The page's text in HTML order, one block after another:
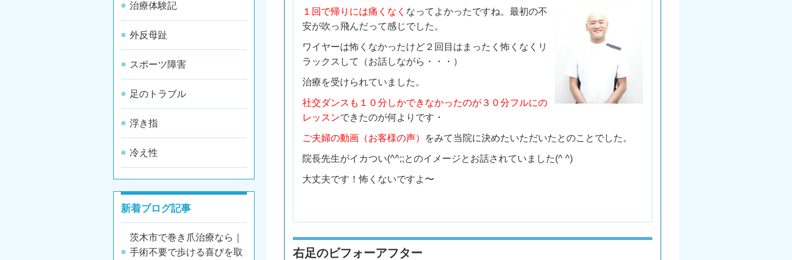
１回で帰りには痛くなく なってよかったですね。最初の不
安が吹っ飛んだって感じでした。
ワイヤーは怖くなかったけど２回目はまったく怖くなくリ
ラックスして（お話しながら・・・）
治療を受けられていました。
社交ダンスも１０分しかできなかったのが３０分フルにの
レッスンできたのが何よりです・
ご夫婦の動画（お客様の声） をみて当院に決めたいただいたとのことでした。
院長先生がイカつい(^^;;とのイメージとお話されていました(^ ^)
大丈夫です！怖くないですよ〜
右足のビフォーアフター
治療体験記
外反母趾
スポーツ障害
足のトラブル
浮き指
冷え性
新着ブログ記事
茨木市で巻き爪治療なら｜
手術不要で歩ける喜びを取